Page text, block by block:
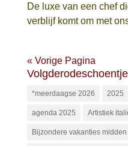
De luxe van een chef
verblijf komt om met
« Vorige Pagina
*meerdaagse 2026 2025
agenda 2025 Artistiek
Bijzondere vakanties midden